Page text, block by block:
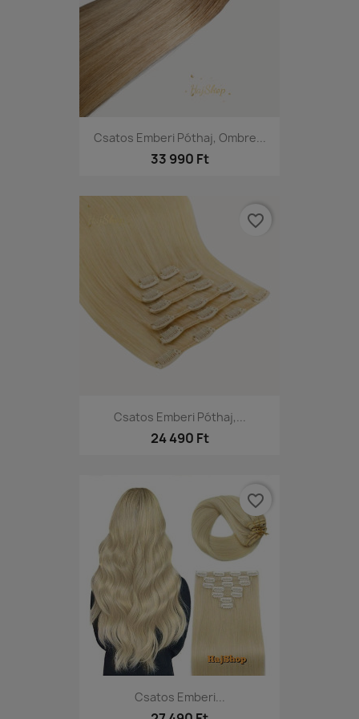
Csatos Emberi Póthaj, Ombre...
33 990 Ft
Csatos Emberi Póthaj,...
24 490 Ft
favorite_border
Csatos Emberi...
favorite_border